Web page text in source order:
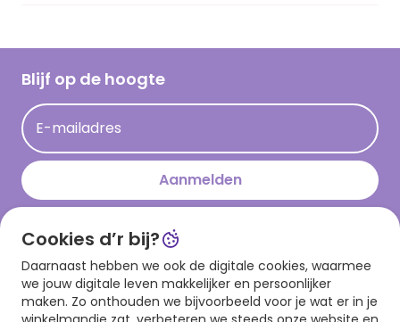
Hallmark Kaartclub
Acties
Persberichten
Hallmark en Kinderpostzegels
Cadeau inspiratie
Kaartinspiratie
Blijf op de hoogte
E-mailadres
Aanmelden
Download onze app
Cookies d’r bij?
Daarnaast hebben we ook de digitale cookies, waarmee
we jouw digitale leven makkelijker en persoonlijker
maken. Zo onthouden we bijvoorbeeld voor je wat er in je